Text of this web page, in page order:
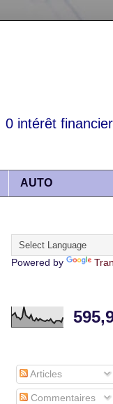
intérêt
AUTO
Powered by
Articles
Commentaires